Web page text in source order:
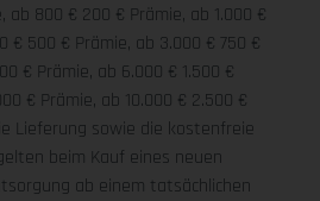
ab 800 € 200 € Prämie, ab 1.000 €
€ 500 € Prämie, ab 3.000 € 750 €
€ Prämie, ab 6.000 € 1.500 €
€ Prämie, ab 10.000 € 2.500 €
Lieferung sowie die kostenfreie
beim Kauf eines neuen
ab einem tatsächlichen